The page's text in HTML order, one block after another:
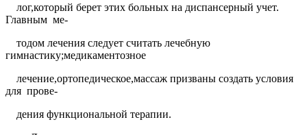
лог,который берет этих больных на диспансерный учет.
Главным ме-
тодом лечения следует считать лечебную
гимнастику;медикаментозное
лечение,ортопедическое,массаж призваны создать условия
для прове-
дения функциональной терапии.